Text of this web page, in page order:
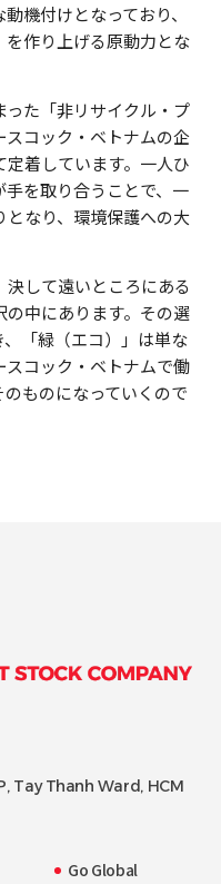
機付けとなっており、
作り上げる原動力とな
た「非リサイクル・プ
コック・ベトナムの企
着しています。一人ひ
を取り合うことで、一
となり、環境保護への大
して遠いところにある
中にあります。その選
「緑（エコ）」は単な
コック・ベトナムで働
ものになっていくので
Tay Thanh Ward, HCM
Go Global